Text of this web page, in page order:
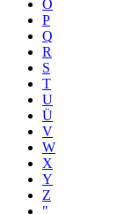
Ö
P
Q
R
S
T
U
Ü
V
W
X
Y
Z
"